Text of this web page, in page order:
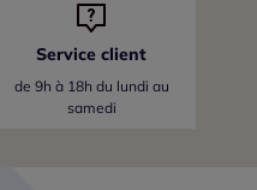
Service client
de 9h à 18h du lundi au
samedi